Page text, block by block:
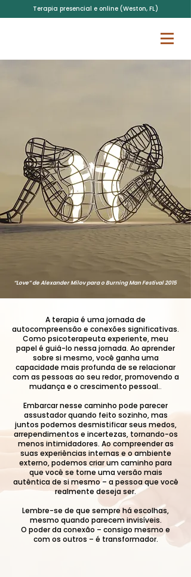
Terapia presencial e online (Weston, FL)
“Love” de Alexander Milov para o Burning Man Festival 2015
A terapia é uma jornada de
autocompreensão e conexões significativas.
Como psicoterapeuta experiente, meu
papel é guiá-lo nessa jornada. Ao aprender
sobre si mesmo, você ganha uma
capacidade mais profunda de se relacionar
com as pessoas ao seu redor, promovendo a
mudança e o crescimento pessoal..
Embarcar nesse caminho pode parecer
assustador quando feito sozinho, mas
juntos podemos desmistificar seus medos,
arrependimentos e incertezas, tornando-os
menos intimidadores. Ao compreender as
suas experiências internas e o ambiente
externo, podemos criar um caminho para
que você se torne uma versão mais
autêntica de si mesmo – a pessoa que você
realmente deseja ser.
Lembre-se de que sempre há escolhas,
mesmo quando parecem invisíveis.
O poder da conexão – consigo mesmo e
com os outros – é transformador.